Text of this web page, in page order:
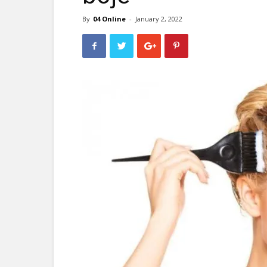
By 04 Online - January 2, 2022